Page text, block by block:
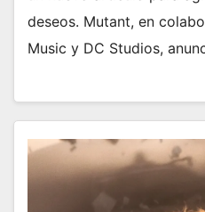
deseos. Mutant, en
Music y DC Studios,